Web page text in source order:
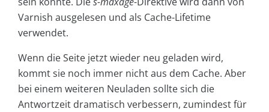
Varnish ausgelesen und als Cache-Lifetime
verwendet.
Wenn die Seite jetzt wieder neu geladen wird,
kommt sie noch immer nicht aus dem Cache. Aber
bei einem weiteren Neuladen sollte sich die
Antwortzeit dramatisch verbessern, zumindest für